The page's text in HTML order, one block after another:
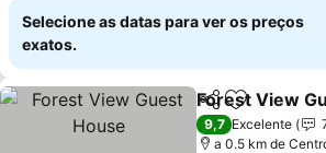
Selecione as datas para ver os preços
exatos.
PartilharAdicionar
Forest View
9,7 Excelente
a 0.5 km de